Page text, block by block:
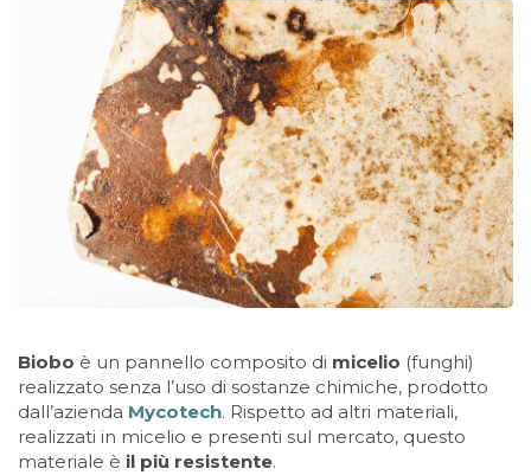
Biobo è un pannello composito di micelio (funghi)
realizzato senza l’uso di sostanze chimiche, prodotto
dall’azienda Mycotech. Rispetto ad altri materiali,
realizzati in micelio e presenti sul mercato, questo
materiale è il più resistente.